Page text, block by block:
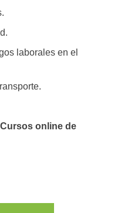
laborales en el
Cursos online de